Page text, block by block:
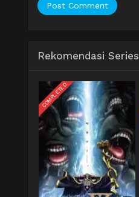
Rekomendasi Series
COMPLETED